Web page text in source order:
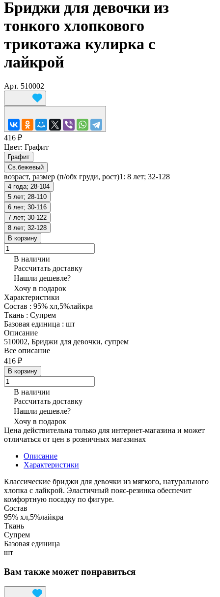
Бриджи для девочки из
тонкого хлопкового
трикотажа кулирка с
лайкрой
Арт. 510002
416 ₽
Цвет: Графит
Графит
Св.бежевый
возраст, размер (п/обх груди, рост)1: 8 лет; 32-128
4 года; 28-104
5 лет; 28-110
6 лет; 30-116
7 лет; 30-122
8 лет; 32-128
В корзину
В наличии
Рассчитать доставку
Нашли дешевле?
Хочу в подарок
Характеристики
Состав : 95% хл,5%лайкра
Ткань : Супрем
Базовая единица : шт
Описание
510002, Бриджи для девочки, супрем
Все описание
416 ₽
В корзину
В наличии
Рассчитать доставку
Нашли дешевле?
Хочу в подарок
Цена действительна только для интернет-магазина и может
отличаться от цен в розничных магазинах
Описание
Характеристики
Классические бриджи для девочки из мягкого, натурального
хлопка с лайкрой. Эластичный пояс-резинка обеспечит
комфортную посадку по фигуре.
Состав
95% хл,5%лайкра
Ткань
Супрем
Базовая единица
шт
Вам также может понравиться